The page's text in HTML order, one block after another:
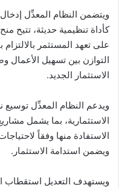
ويتضمن النظام المعدِّل
كأداة تنظيمية حديثة، تتيح
على تعهد المستثمر
التوازن بين تسهيل
الاستثمار الجديد.
ويدعم النظام المعدِّل توسيع
الاستثمارية، بما يشمل
الاستفادة منها وفقاً
ويضمن استدامة الاستثمار.
ويستهدف التعديل استقطاب